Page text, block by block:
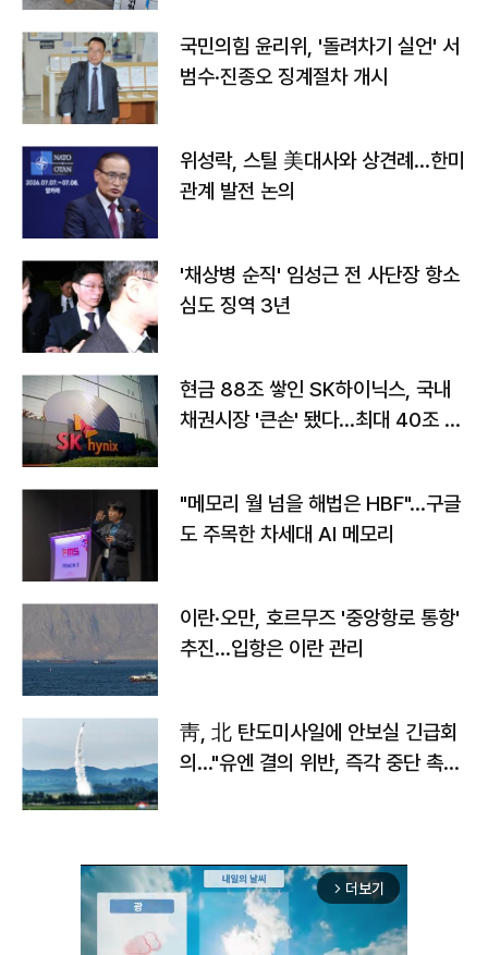
국민의힘 윤리위, '돌려차기 실언' 서
범수·진종오 징계절차 개시
위성락, 스틸 美대사와 상견례…한미
관계 발전 논의
'채상병 순직' 임성근 전 사단장 항소
심도 징역 3년
현금 88조 쌓인 SK하이닉스, 국내
채권시장 '큰손' 됐다…최대 40조 투
"메모리 월 넘을 해법은 HBF"…구글
도 주목한 차세대 AI 메모리
이란·오만, 호르무즈 '중앙항로 통항'
추진…입항은 이란 관리
靑, 北 탄도미사일에 안보실 긴급회
의…"유엔 결의 위반, 즉각 중단 촉
arrow_forward_ios 더보기